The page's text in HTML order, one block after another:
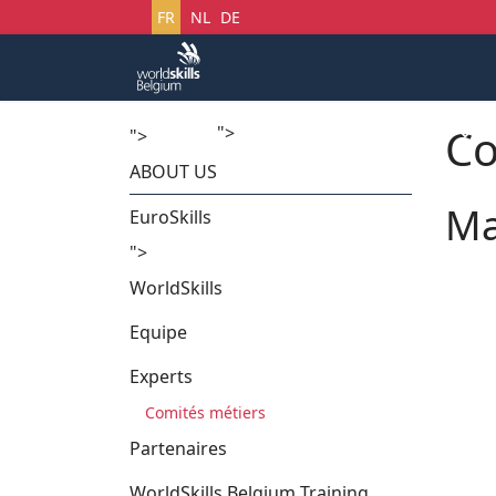
Sélectionnez votre langue
FR NL DE
">
">
ABOUT US
EuroSkills
">
WorldSkills
Equipe
Experts
Comités métiers
Partenaires